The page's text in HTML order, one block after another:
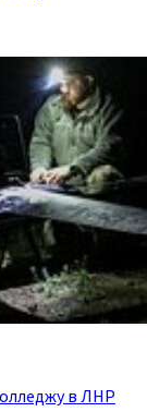
в ЛНР